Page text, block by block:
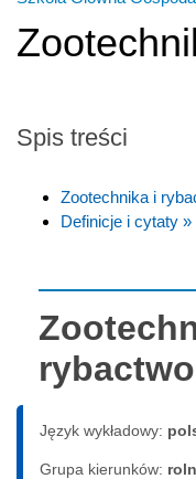
Spis treści
Zootechnika i
Definicje i cytaty »
Język wykładowy:
Grupa kierunków: